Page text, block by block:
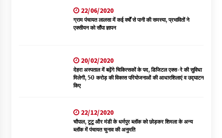
22/06/2020
ग्राम पंचायत लालसा में कई वर्षों से पानी की समस्या, प्रभावितों ने
एक्सीयन को सौंपा ज्ञापन
20/02/2020
देहरा अस्पताल में बढ़ेंगे चिकित्सकों के पद, डिजिटल एक्स-रे की सुविधा
मिलेगी, 50 करोड़ की विकास परियोजनाओं की आधारशिलाएं व उद्घाटन
किए
22/12/2020
चौपाल, टूटू और मंडी के धर्मपुर ब्लॉक को छोड़कर शिमला के अन्य
ब्लॉक में पंचायत चुनाव की अनुमति